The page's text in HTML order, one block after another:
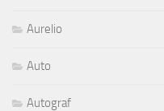
Aurelio
Auto
Autograf